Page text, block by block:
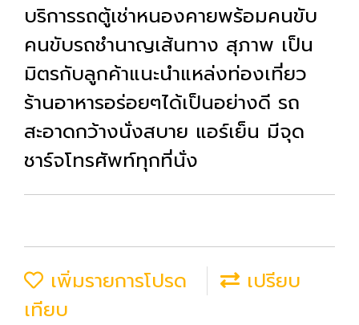
บริการรถตู้เช่าหนองคายพร้อมคนขับ
คนขับรถชำนาญเส้นทาง สุภาพ เป็น
มิตรกับลูกค้าแนะนำแหล่งท่องเที่ยว
ร้านอาหารอร่อยๆได้เป็นอย่างดี รถ
สะอาดกว้างนั่งสบาย แอร์เย็น มีจุด
ชาร์จโทรศัพท์ทุกที่นั่ง
เพิ่มรายการโปรด
เปรียบ
เทียบ